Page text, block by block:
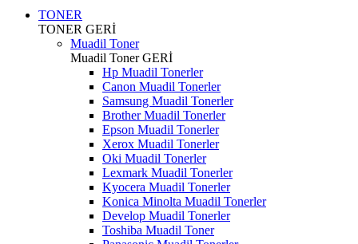
TONER
TONER GERİ
Muadil Toner
Muadil TonerGERİ
Hp Muadil Tonerler
Canon Muadil Tonerler
Samsung Muadil Tonerler
Brother Muadil Tonerler
Epson Muadil Tonerler
Xerox Muadil Tonerler
Oki Muadil Tonerler
Lexmark Muadil Tonerler
Kyocera Muadil Tonerler
Konica Minolta Muadil Tonerler
Develop Muadil Tonerler
Toshiba Muadil Toner